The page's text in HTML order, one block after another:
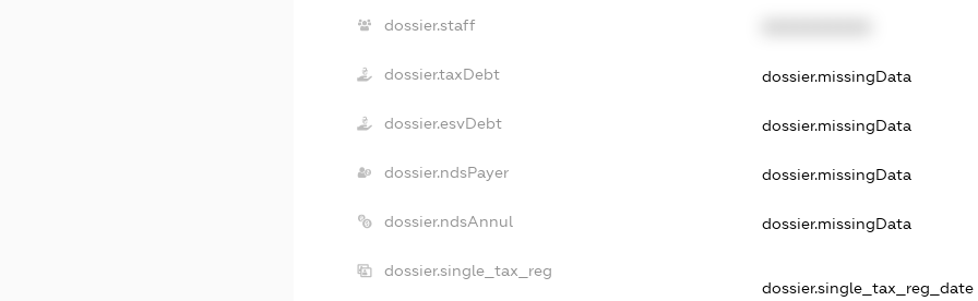
dossier.staff
dossier.taxDebt dossier.missingData
dossier.esvDebt dossier.missingData
dossier.ndsPayer dossier.missingData
dossier.ndsAnnul dossier.missingData
dossier.single_tax_reg
dossier.single_tax_reg_date -